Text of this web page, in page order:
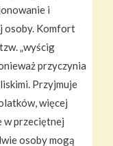
i
osoby. Komfort
„wyścig
przyczynia
Przyjmuje
więcej
w przeciętnej
osoby mogą